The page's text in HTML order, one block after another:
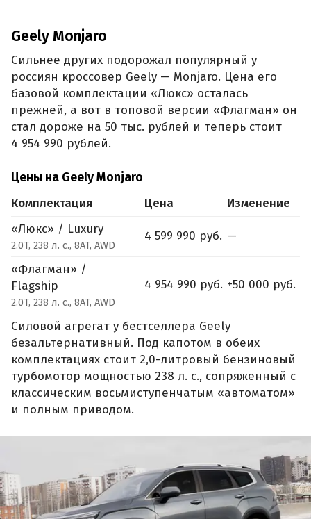
Geely Monjaro
Сильнее других подорожал популярный у
россиян кроссовер Geely — Monjaro. Цена его
базовой комплектации «Люкс» осталась
прежней, а вот в топовой версии «Флагман» он
стал дороже на 50 тыс. рублей и теперь стоит
4 954 990 рублей.
Цены на Geely Monjaro
Комплектация Цена
Изменение
«Люкс» / Luxury
2.0T, 238 л. с., 8AT, AWD
4 599 990 руб. —
«Флагман» /
Flagship
2.0T, 238 л. с., 8AT, AWD
4 954 990 руб. +50 000 руб.
Силовой агрегат у бестселлера Geely
безальтернативный. Под капотом в обеих
комплектациях стоит 2,0-литровый бензиновый
турбомотор мощностью 238 л. с., сопряженный с
классическим восьмиступенчатым «автоматом»
и полным приводом.